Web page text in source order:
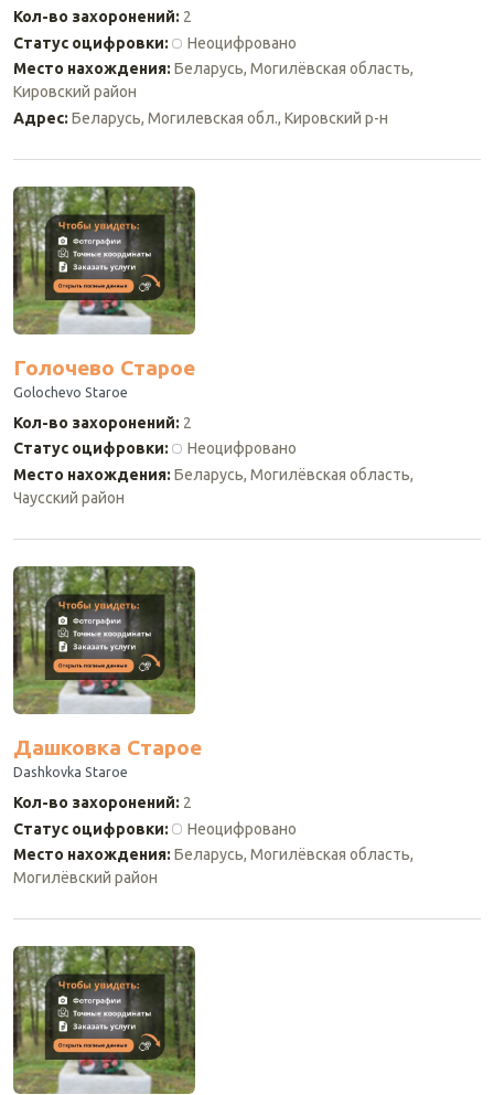
Кол-во захоронений: 2
Статус оцифровки:
Неоцифровано
Место нахождения: Беларусь, Могилёвская область,
Кировский район
Адрес: Беларусь, Могилевская обл., Кировский р-н
Голочево Старое
Golochevo Staroe
Кол-во захоронений: 2
Статус оцифровки:
Неоцифровано
Место нахождения: Беларусь, Могилёвская область,
Чаусский район
Дашковка Старое
Dashkovka Staroe
Кол-во захоронений: 2
Статус оцифровки:
Неоцифровано
Место нахождения: Беларусь, Могилёвская область,
Могилёвский район